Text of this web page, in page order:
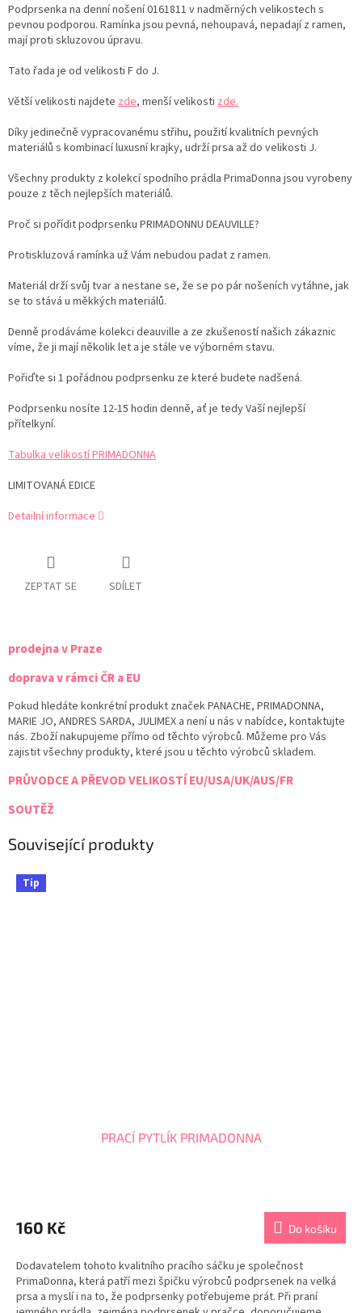
Podprsenka na denní nošení 0161811 v nadměrných velikostech s
pevnou podporou. Ramínka jsou pevná, nehoupavá, nepadají z ramen,
mají proti skluzovou úpravu.
Tato řada je od velikosti F do J.
Větší velikosti najdete zde, menší velikosti zde.
Díky jedinečně vypracovanému střihu, použití kvalitních pevných
materiálů s kombinací luxusní krajky, udrží prsa až do velikosti J.
Všechny produkty z kolekcí spodního prádla PrimaDonna jsou vyrobeny
pouze z těch nejlepších materiálů.
Proč si pořídit podprsenku PRIMADONNU DEAUVILLE?
Protiskluzová ramínka už Vám nebudou padat z ramen.
Materiál drží svůj tvar a nestane se, že se po pár nošeních vytáhne, jak
se to stává u měkkých materiálů.
Denně prodáváme kolekci deauville a ze zkušeností našich zákaznic
víme, že ji mají několik let a je stále ve výborném stavu.
Pořiďte si 1 pořádnou podprsenku ze které budete nadšená.
Podprsenku nosíte 12-15 hodin denně, ať je tedy Vaší nejlepší
přítelkyní.
Tabulka velikostí PRIMADONNA
LIMITOVANÁ EDICE
Detailní informace
ZEPTAT SE SDÍLET
prodejna v Praze
doprava v rámci ČR a EU
Pokud hledáte konkrétní produkt značek PANACHE, PRIMADONNA,
MARIE JO, ANDRES SARDA, JULIMEX a není u nás v nabídce, kontaktujte
nás. Zboží nakupujeme přímo od těchto výrobců. Můžeme pro Vás
zajistit všechny produkty, které jsou u těchto výrobců skladem.
PRŮVODCE A PŘEVOD VELIKOSTÍ EU/USA/UK/AUS/FR
SOUTĚŽ
Související produkty
Tip
PRACÍ PYTLÍK PRIMADONNA
produktu
je
z
5
hvězdiček.
160 Kč Do košíku
Dodavatelem tohoto kvalitního pracího sáčku je společnost
PrimaDonna, která patří mezi špičku výrobců podprsenek na velká
prsa a myslí i na to, že podprsenky potřebujeme prát. Při praní